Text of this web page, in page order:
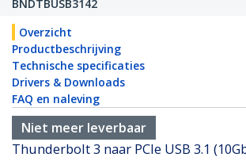
BNDTBUSB3142
Overzicht
Productbeschrijving
Technische specificaties
Drivers & Downloads
FAQ en naleving
Niet meer leverbaar
Thunderbolt 3 naar PCIe USB 3.1